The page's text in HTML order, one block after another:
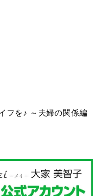
フを♪ ～夫婦の関係編